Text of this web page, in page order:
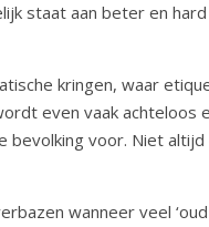
staat aan beter en
kringen, waar
even vaak
bevolking voor. Niet
wanneer veel